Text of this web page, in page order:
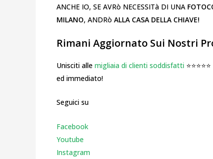
ANCHE IO, SE AVRò NECESSITà DI UNA
MILANO, ANDRò ALLA CASA DELLA CHIAVE!
Rimani Aggiornato Sui Nostri
Unisciti alle migliaia di clienti soddisfatti
ed immediato!
Seguici su
Facebook
Youtube
Instagram